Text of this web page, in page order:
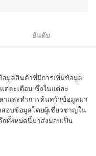
อันดับ
อมูลสินค้าที่มีการเพิ่มข้อมูล
ต่ละเดือน ซึ่งในแต่ละ
าและทำการค้นคว้าข้อมูลมา
อบข้อมูลโดยผู้เชี่ยวชาญใน
ทั้งหมดนี้มาส่งมอบเป็น